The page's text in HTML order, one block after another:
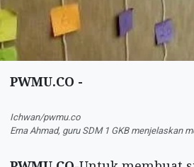
PWMU.CO -
Ichwan/pwmu.co
Erna Ahmad, guru SDM 1 GKB menjelaskan